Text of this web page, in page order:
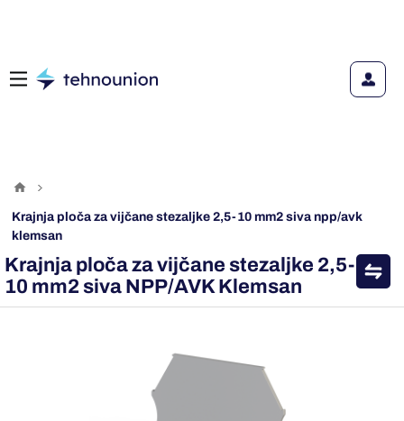
krajnja ploča za vijčane stezaljke 2,5-10 mm2 siva npp/avk
klemsan
Krajnja ploča za vijčane stezaljke 2,5-
10 mm2 siva NPP/AVK Klemsan